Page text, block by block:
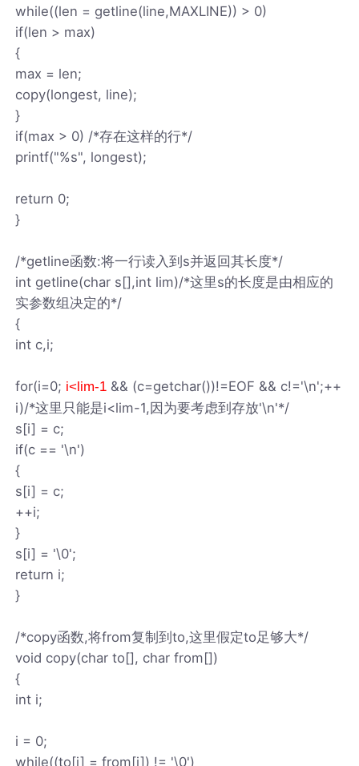
while((len = getline(line,MAXLINE)) > 0)
if(len > max)
{
max = len;
copy(longest, line);
}
if(max > 0) /*存在这样的行*/
printf("%s", longest);
return 0;
}
/*getline函数:将一行读入到s并返回其长度*/
int getline(char s[],int lim)/*这里s的长度是由相应的
实参数组决定的*/
{
int c,i;
for(i=0; i<lim-1 && (c=getchar())!=EOF && c!='\n';++
i)/*这里只能是i<lim-1,因为要考虑到存放'\n'*/
s[i] = c;
if(c == '\n')
{
s[i] = c;
++i;
}
s[i] = '\0';
return i;
}
/*copy函数,将from复制到to,这里假定to足够大*/
void copy(char to[], char from[])
{
int i;
i = 0;
while((to[i] = from[i]) != '\0')